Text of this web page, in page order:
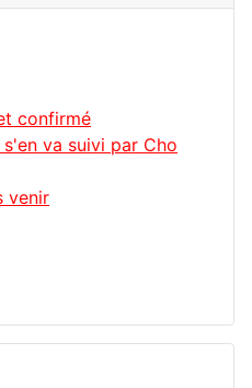
confirmé
va suivi par Cho
venir